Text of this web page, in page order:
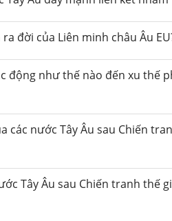
đời của Liên minh châu Âu
động như thế nào đến xu thế
các nước Tây Âu sau Chiến
Tây Âu sau Chiến tranh thế